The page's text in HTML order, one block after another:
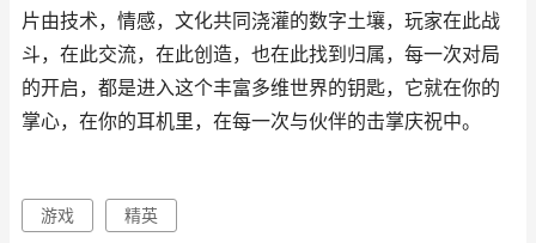
片由技术，情感，文化共同浇灌的数字土壤，玩家在此战
斗，在此交流，在此创造，也在此找到归属，每一次对局
的开启，都是进入这个丰富多维世界的钥匙，它就在你的
掌心，在你的耳机里，在每一次与伙伴的击掌庆祝中。
游戏 精英